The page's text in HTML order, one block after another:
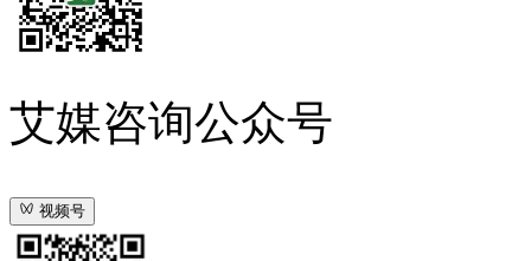
艾媒咨询公众号
视频号